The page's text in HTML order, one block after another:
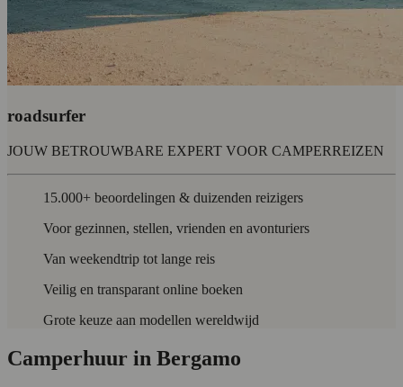
roadsurfer
JOUW BETROUWBARE EXPERT VOOR CAMPERREIZEN
15.000+ beoordelingen & duizenden reizigers
Voor gezinnen, stellen, vrienden en avonturiers
Van weekendtrip tot lange reis
Veilig en transparant online boeken
Grote keuze aan modellen wereldwijd
Camperhuur in Bergamo